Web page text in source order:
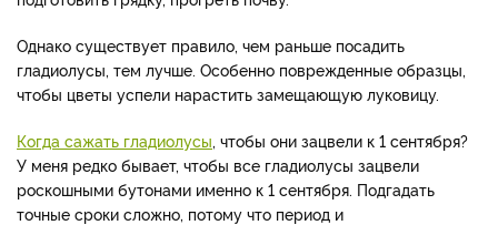
Однако существует правило, чем раньше посадить
гладиолусы, тем лучше. Особенно поврежденные образцы,
чтобы цветы успели нарастить замещающую луковицу.
Когда сажать гладиолусы , чтобы они зацвели к 1 сентября?
У меня редко бывает, чтобы все гладиолусы зацвели
роскошными бутонами именно к 1 сентября. Подгадать
точные сроки сложно, потому что период и